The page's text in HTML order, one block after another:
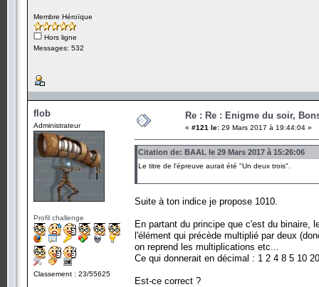
Membre Héroïque
Hors ligne
Messages: 532
flob
Administrateur
Profil challenge
Classement : 23/55625
Re : Re : Enigme du soir,
« #121 le: 29 Mars 2017 à 19:44:04 »
Citation de: BAAL le 29 Mars 2017 à 15:26:06
Le titre de l'épreuve aurait été "Un deux trois".
Suite à ton indice je propose 1010.
En partant du principe que c'est du binaire,
l'élément qui précède multiplié par deux
on reprend les multiplications etc...
Ce qui donnerait en décimal : 1 2 4 8 5 10
Est-ce correct ?